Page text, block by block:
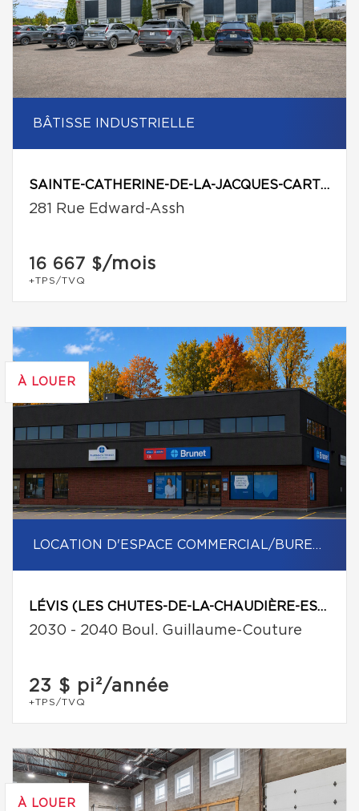
BÂTISSE INDUSTRIELLE
SAINTE-CATHERINE-DE-LA-JACQUES-CARTIER
281 Rue Edward-Assh
16 667 $/mois
+TPS/TVQ
À LOUER
LOCATION D'ESPACE COMMERCIAL/BUREAU
LÉVIS (LES CHUTES-DE-LA-CHAUDIÈRE-EST)
2030 - 2040 Boul. Guillaume-Couture
23 $ pi²/année
+TPS/TVQ
À LOUER